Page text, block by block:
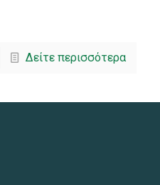
Δείτε περισσότερα